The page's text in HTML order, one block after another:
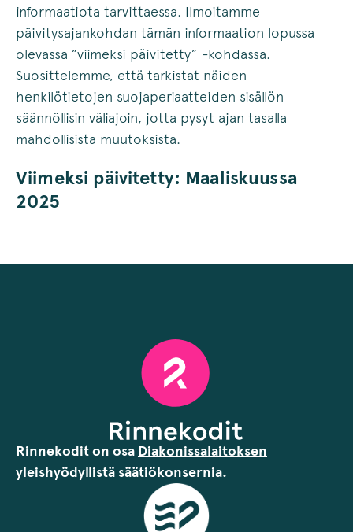
informaatiota tarvittaessa. Ilmoitamme
päivitysajankohdan tämän informaation lopussa
olevassa ”viimeksi päivitetty” -kohdassa.
Suosittelemme, että tarkistat näiden
henkilötietojen suojaperiaatteiden sisällön
säännöllisin väliajoin, jotta pysyt ajan tasalla
mahdollisista muutoksista.
Viimeksi päivitetty: Maaliskuussa
2025
Rinnekodit on osa Diakonissalaitoksen
yleishyödyllistä säätiökonsernia.